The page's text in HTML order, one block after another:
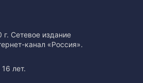
Сетевое издание
канал «Россия».
лет.